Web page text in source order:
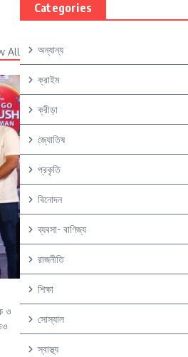
All
ও
Categories
অন্যান্য
ক্রাইম
ক্রীড়া
জ্যোতিষ
প্রকৃতি
বিনোদন
ব্যবসা- বাণিজ্য
রাজনীতি
শিক্ষা
সোস্যাল
স্বাস্থ্য